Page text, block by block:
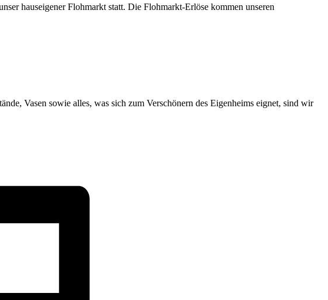
hauseigener Flohmarkt statt. Die Flohmarkt-Erlöse kommen unseren
Vasen sowie alles, was sich zum Verschönern des Eigenheims eignet, sind wir